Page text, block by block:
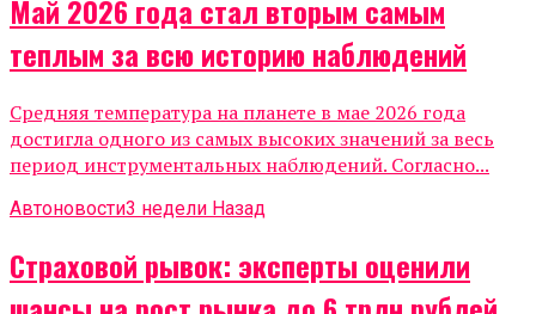
Май 2026 года стал вторым самым
теплым за всю историю наблюдений
Средняя температура на планете в мае 2026 года
достигла одного из самых высоких значений за весь
период инструментальных наблюдений. Согласно...
Автоновости3 недели Назад
Страховой рывок: эксперты оценили